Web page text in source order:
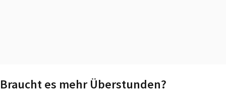
Braucht es mehr Überstunden?